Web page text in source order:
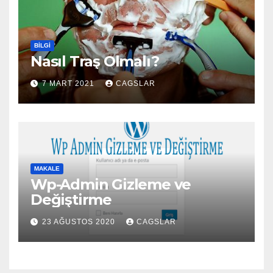
BILGI
Nasıl Traş Olmalı?
7 MART 2021 CAGSLAR
MAKALE
Wp-Admin Gizleme ve
Değiştirme
23 AĞUSTOS 2020 CAGSLAR